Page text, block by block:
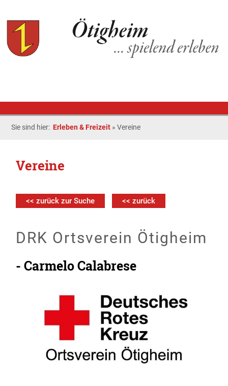
Sie sind hier: Erleben & Freizeit »Vereine
Vereine
<< zurück zur Suche << zurück
DRK Ortsverein Ötigheim
- Carmelo Calabrese